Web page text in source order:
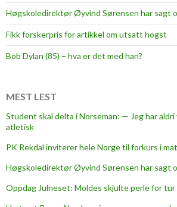
f
t
e
Høgskoledirektør Øyvind Sørensen har sagt
Fikk forskerpris for artikkel om utsatt hogst
Bob Dylan (85) – hva er det med han?
MEST LEST
Student skal delta i Norseman: — Jeg har
atletisk
PK Rekdal inviterer hele Norge til forkurs i
Høgskoledirektør Øyvind Sørensen har sagt
Oppdag Julneset: Moldes skjulte perle for